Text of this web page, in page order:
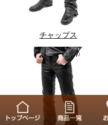
チャップス